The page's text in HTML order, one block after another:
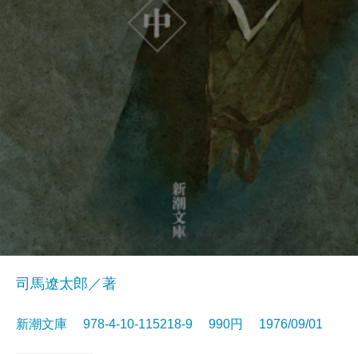
司馬遼太郎／著
新潮文庫 978-4-10-115218-9 990円 1976/09/01